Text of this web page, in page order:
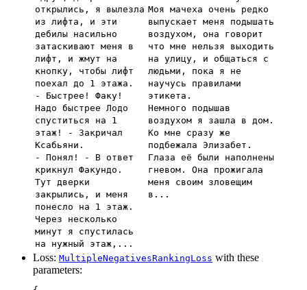
открылись, я вылезла
из лифта, и эти
дебилы насильно
затаскивают меня в
лифт, и жмут на
кнопку, чтобы лифт
поехал до 1 этажа.
- Быстрее! Факу!
Надо быстрее Лодо
спуститься на 1
этаж! - Закричал
Ксабьяни.
- Понял! - В ответ
крикнул Факундо.
Тут дверки
закрылись, и меня
понесло на 1 этаж.
Через несколько
минут я спустилась
на нужный этаж,...
Моя мачеха очень редко
выпускает меня подышать
воздухом, она говорит
что мне нельзя выходить
на улицу, и общаться с
людьми, пока я не
научусь правилами
этикета.
Немного подышав
воздухом я зашла в дом.
Ко мне сразу же
подбежала Элизабет.
Глаза её были наполнены
гневом. Она прожигала
меня своим зловещим
в...
Loss: MultipleNegativesRankingLoss with these
parameters: